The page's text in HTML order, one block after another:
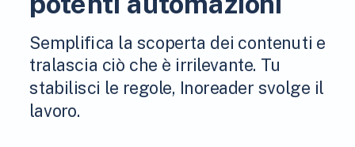
Semplifica la scoperta dei contenuti e
tralascia ciò che è irrilevante. Tu
stabilisci le regole, Inoreader svolge il
lavoro.